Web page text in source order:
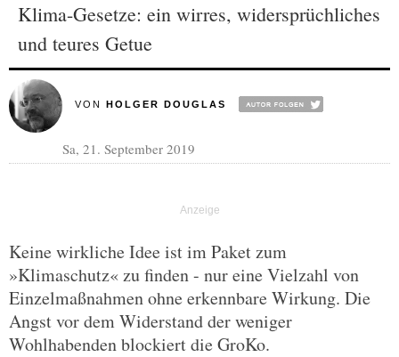
Klima-Gesetze: ein wirres, widersprüchliches
und teures Getue
VON HOLGER DOUGLAS
Sa, 21. September 2019
Keine wirkliche Idee ist im Paket zum
»Klimaschutz« zu finden - nur eine Vielzahl von
Einzelmaßnahmen ohne erkennbare Wirkung. Die
Angst vor dem Widerstand der weniger
Wohlhabenden blockiert die GroKo.